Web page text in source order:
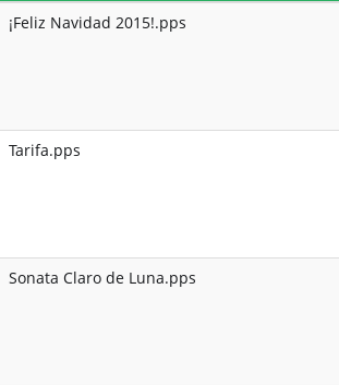
¡Feliz Navidad 2015!.pps
Tarifa.pps
Sonata Claro de Luna.pps